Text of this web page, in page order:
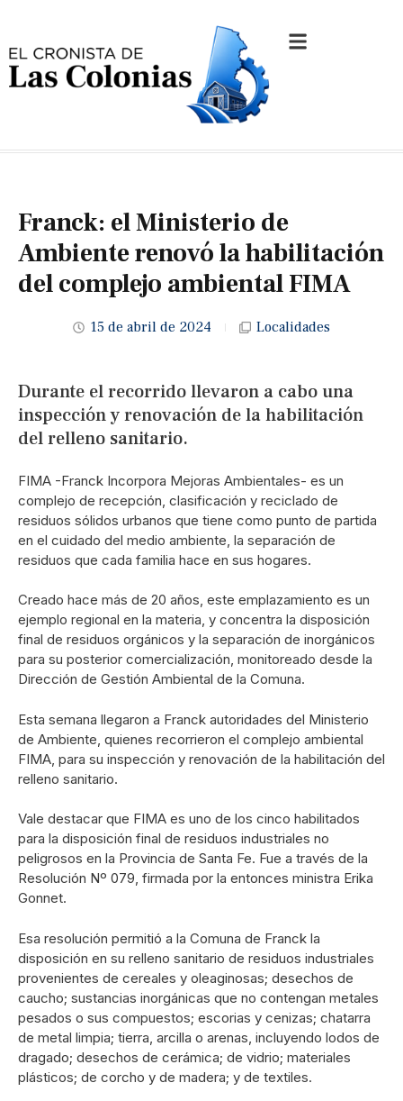
Franck: el Ministerio de
Ambiente renovó la habilitación
del complejo ambiental FIMA
15 de abril de 2024 Localidades
Durante el recorrido llevaron a cabo una
inspección y renovación de la habilitación
del relleno sanitario.
FIMA -Franck Incorpora Mejoras Ambientales- es un
complejo de recepción, clasificación y reciclado de
residuos sólidos urbanos que tiene como punto de partida
en el cuidado del medio ambiente, la separación de
residuos que cada familia hace en sus hogares.
Creado hace más de 20 años, este emplazamiento es un
ejemplo regional en la materia, y concentra la disposición
final de residuos orgánicos y la separación de inorgánicos
para su posterior comercialización, monitoreado desde la
Dirección de Gestión Ambiental de la Comuna.
Esta semana llegaron a Franck autoridades del Ministerio
de Ambiente, quienes recorrieron el complejo ambiental
FIMA, para su inspección y renovación de la habilitación del
relleno sanitario.
Vale destacar que FIMA es uno de los cinco habilitados
para la disposición final de residuos industriales no
peligrosos en la Provincia de Santa Fe. Fue a través de la
Resolución Nº 079, firmada por la entonces ministra Erika
Gonnet.
Esa resolución permitió a la Comuna de Franck la
disposición en su relleno sanitario de residuos industriales
provenientes de cereales y oleaginosas; desechos de
caucho; sustancias inorgánicas que no contengan metales
pesados o sus compuestos; escorias y cenizas; chatarra
de metal limpia; tierra, arcilla o arenas, incluyendo lodos de
dragado; desechos de cerámica; de vidrio; materiales
plásticos; de corcho y de madera; y de textiles.